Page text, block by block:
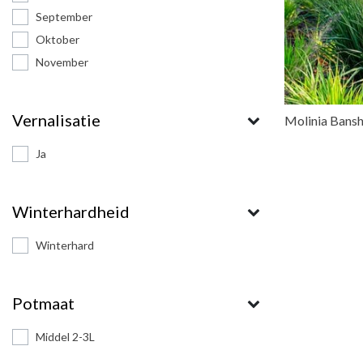
September
Oktober
November
Vernalisatie
Ja
Winterhardheid
Winterhard
Potmaat
Middel 2-3L
Molinia